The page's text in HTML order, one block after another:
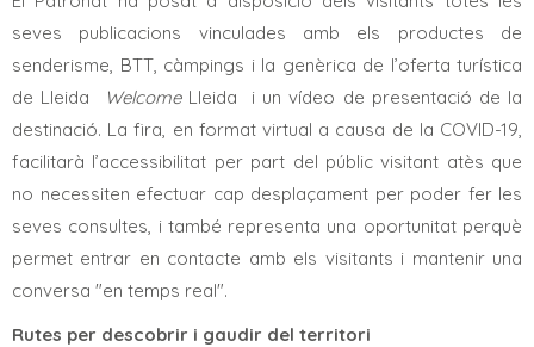
seves publicacions vinculades amb els productes de
senderisme, BTT, càmpings i la genèrica de l’oferta turística
de Lleida
WelcomeLleida i un vídeo de presentació de la
destinació. La fira, en format virtual a causa de la COVID-19,
facilitarà l’accessibilitat per part del públic visitant atès que
no necessiten efectuar cap desplaçament per poder fer les
seves consultes, i també representa una oportunitat perquè
permet entrar en contacte amb els visitants i mantenir una
conversa "en temps real".
Rutes per descobrir i gaudir del territori